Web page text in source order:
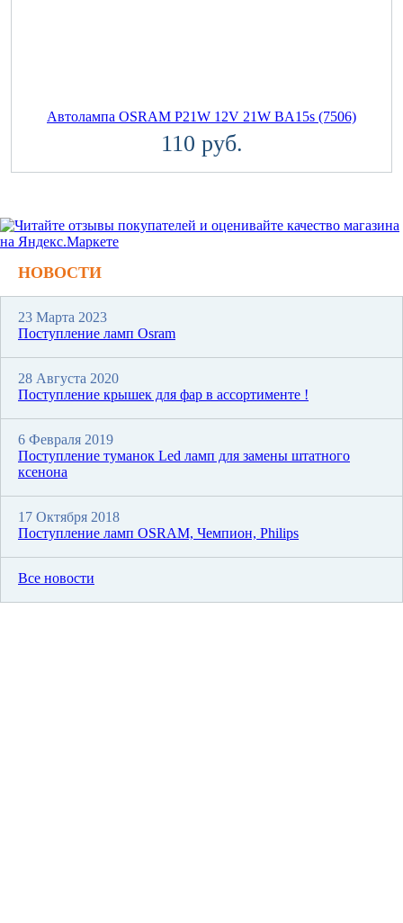
Автолампа OSRAM P21W 12V 21W BA15s (7506)
110 руб.
НОВОСТИ
23 Марта 2023
Поступление ламп Osram
28 Августа 2020
Поступление крышек для фар в ассортименте !
6 Февраля 2019
Поступление туманок Led ламп для замены штатного
ксенона
17 Октября 2018
Поступление ламп OSRAM, Чемпион, Philips
Все новости